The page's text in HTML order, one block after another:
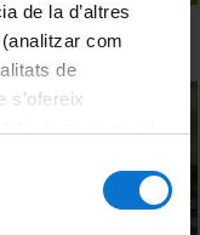
de la d’altres
com
de
s’ofereix
web de la